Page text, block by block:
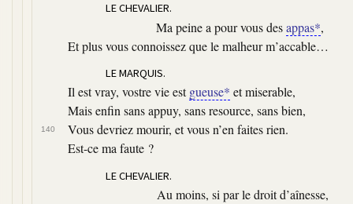
LE CHEVALIER.
Ma peine a pour vous desappas*,
Et plus vous connoissez que le malheur m’accable…
LE MARQUIS.
Il est vray, vostre vie estgueuse* et miserable,
Mais enfin sans appuy, sans resource, sans bien,
140
Vous devriez mourir, et vous n’en faites rien.
Est-ce ma faute ?
LE CHEVALIER.
Au moins, si par le droit d’aînesse,